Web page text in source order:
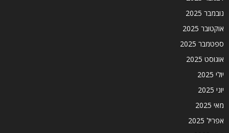
נובמבר 2025
אוקטובר 2025
ספטמבר 2025
אוגוסט 2025
יולי 2025
יוני 2025
מאי 2025
אפריל 2025